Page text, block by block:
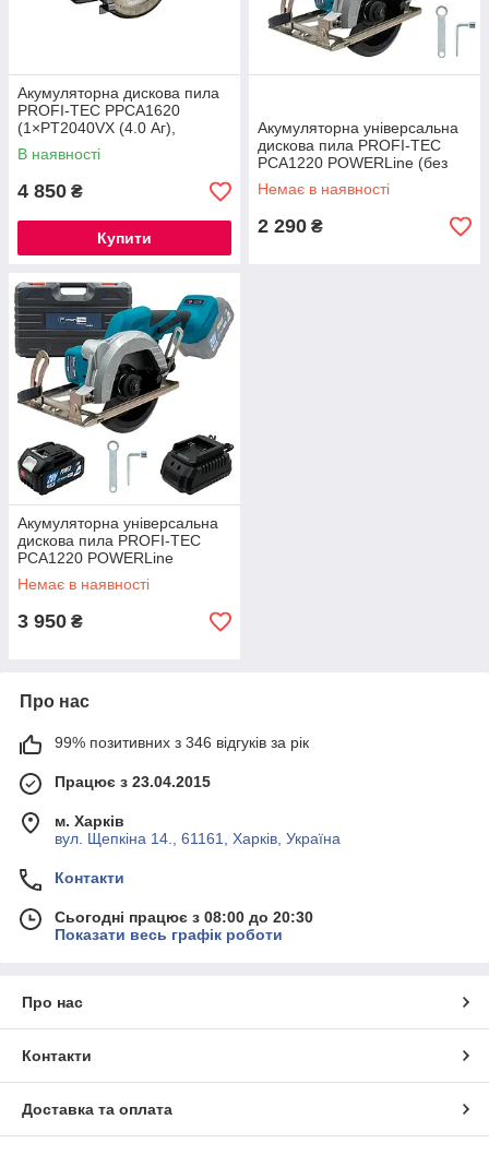
Акумуляторна дискова пила
PROFI-TEC PPCA1620
(1×PT2040VX (4.0 Аг),
зарядний пристрій)
В наявності
4 850 ₴
Купити
Акумуляторна універсальна
дискова пила PROFI-TEC
PCA1220 POWERLine (без
акумулятора та зарядного
пристрою)
Немає в наявності
2 290 ₴
Акумуляторна універсальна
дискова пила PROFI-TEC
PCA1220 POWERLine
(1×PT2040EP (4.0 Аг),
зарядний пристрій)
Немає в наявності
3 950 ₴
Про нас
99% позитивних з 346 відгуків за рік
Працює з 23.04.2015
м. Харків
вул. Щепкіна 14., 61161, Харків, Україна
Контакти
Сьогодні працює з 08:00 до 20:30
Показати весь графік роботи
Про нас
Контакти
Доставка та оплата